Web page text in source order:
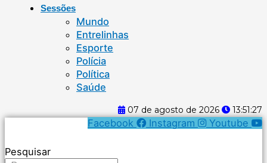
Sessões
Mundo
Entrelinhas
Esporte
Polícia
Política
Saúde
07 de agosto de 2026 13:51:27
Facebook Instagram Youtube
Pesquisar